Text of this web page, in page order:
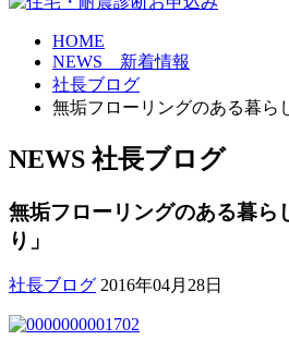
HOME
NEWS 新着情報
社長ブログ
無垢フローリングのある暮ら
NEWS 社長ブログ
無垢フローリングのある暮ら
り」
社長ブログ 2016年04月28日